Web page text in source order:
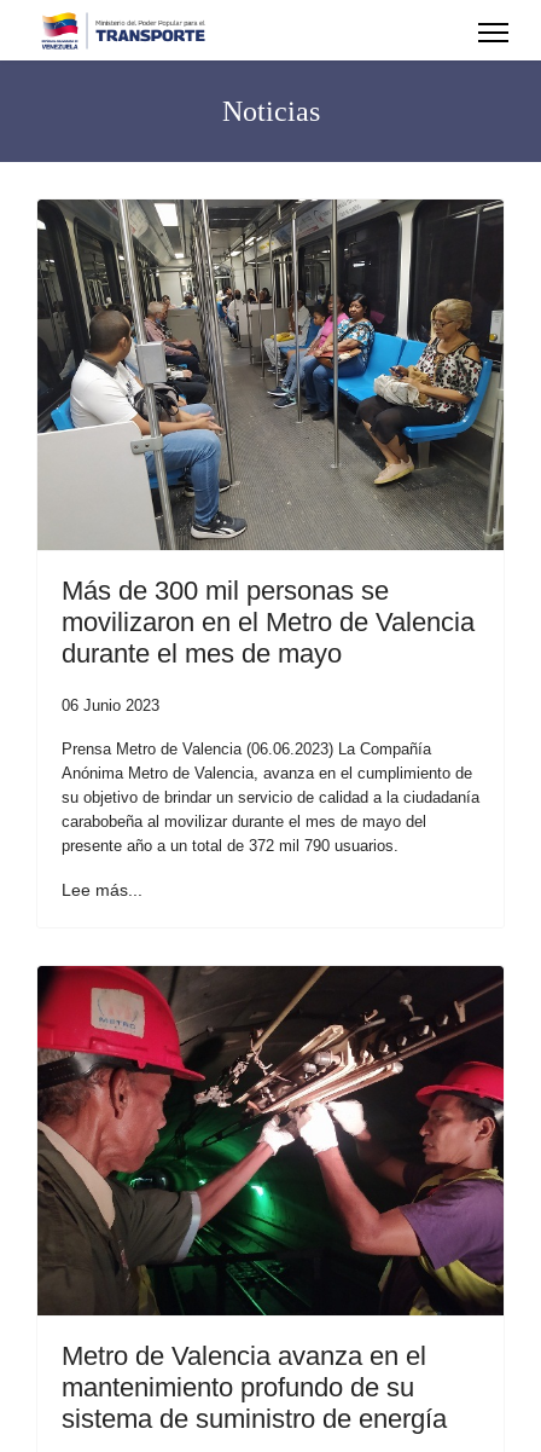
Noticias
Más de 300 mil personas se
movilizaron en el Metro de Valencia
durante el mes de mayo
06 Junio 2023
Prensa Metro de Valencia (06.06.2023) La Compañía
Anónima Metro de Valencia, avanza en el cumplimiento de
su objetivo de brindar un servicio de calidad a la ciudadanía
carabobeña al movilizar durante el mes de mayo del
presente año a un total de 372 mil 790 usuarios.
Lee más...
Metro de Valencia avanza en el
mantenimiento profundo de su
sistema de suministro de energía